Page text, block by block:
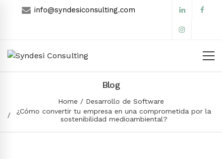
info@syndesiconsulting.com
Blog
Home
Desarrollo de Software
¿Cómo convertir tu empresa en una comprometida por la
sostenibilidad medioambiental?